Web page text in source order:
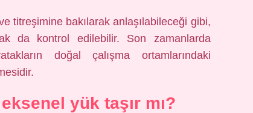
titreşimine bakılarak anlaşılabileceği gibi,
da kontrol edilebilir. Son zamanlarda
doğal çalışma ortamlarındaki
yük taşır mı?